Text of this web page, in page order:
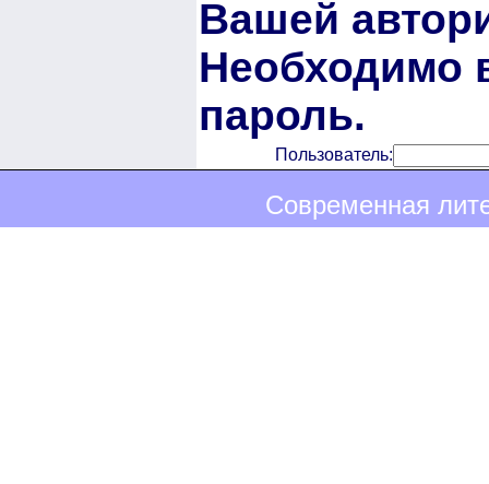
Вашей
Необходимо
пароль.
Пользователь:
Современная